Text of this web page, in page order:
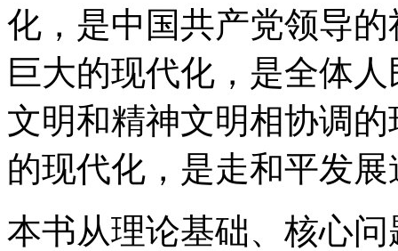
化，是中国共产党领导
巨大的现代化，是全体
文明和精神文明相协调
的现代化，是走和平发
本书从理论基础、核心